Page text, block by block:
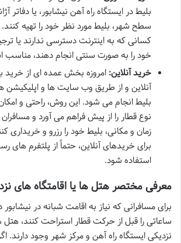
بلیط در ایستگاه راه آهن نیشابور، یا دفاتر
سطح شهر، بلیط مورد نظر خود را تهیه
کسانی که به اینترنت دسترسی ندارند یا
خود را به صورت سنتی انجام دهند،
خرید آنلاین: امروزه بخش عمده ای از خرید
آنلاین و از طریق وب سایت ها و اپلیکیشن
بلیط انجام می شود. این روش، راحتی و
نوع قطار را از پیش فراهم می آورد و
زمان و مکانی، بلیط خود را رزرو و خریداری
برای خریدهای آنلاین، حتماً از پلتفرم های
استفاده شود.
معرفی مختصر هتل ها یا اقامتگاه های
برای مسافرانی که نیاز به اقامت شبانه در نیشابور
ساعاتی را قبل از حرکت قطار استراحت کنند، هتل
نزدیکی ایستگاه راه آهن و مرکز شهر وجود دارند.